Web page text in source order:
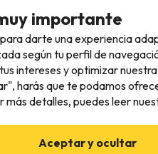
animales
importante
darte una experiencia
según tu perfil de
intereses y optimizar
harás que te podamos
más detalles, puedes leer
Aceptar y ocultar